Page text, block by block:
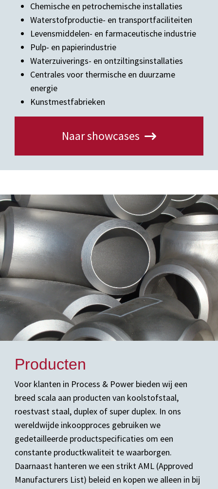
Chemische en petrochemische installaties
Waterstofproductie- en transportfaciliteiten
Levensmiddelen- en farmaceutische industrie
Pulp- en papierindustrie
Waterzuiverings- en ontziltingsinstallaties
Centrales voor thermische en duurzame
energie
Kunstmestfabrieken
Naar showcases
Producten
Voor klanten in Process & Power bieden wij een
breed scala aan producten van koolstofstaal,
roestvast staal, duplex of super duplex. In ons
wereldwijde inkoopproces gebruiken we
gedetailleerde productspecificaties om een
constante productkwaliteit te waarborgen.
Daarnaast hanteren we een strikt AML (Approved
Manufacturers List) beleid en kopen we alleen in bij